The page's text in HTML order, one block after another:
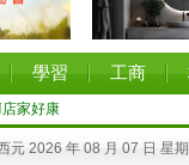
學習 工商
家好康
元 2026 年 08 月 07 日 星